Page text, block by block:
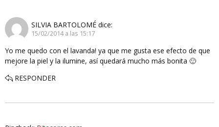
SILVIA BARTOLOMÉ dice:
15/02/2014 a las 15:17
Yo me quedo con el lavanda! ya que me gusta ese efecto de que
mejore la piel y la ilumine, así quedará mucho más bonita 🙂
RESPONDER